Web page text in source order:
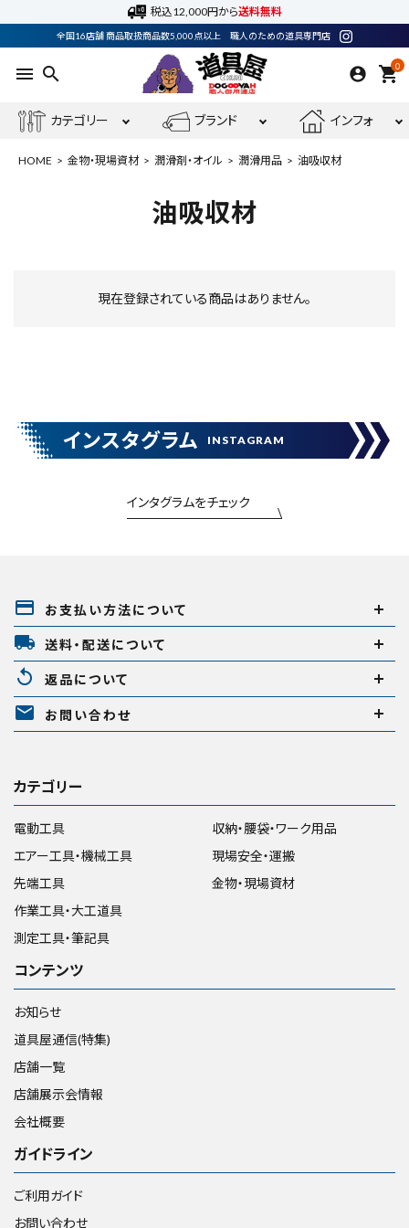
税込12,000円から送料無料
全国16店舗 商品取扱商品数5,000点以上 職人のための道具専門店
menu search 0
shopping_cart
カテゴリー ブランド インフォ
person 会員登録
エアー工具・機械工具
収納・腰袋・ワーク用品
現場安全・運搬
金物・現場資材
ガイドライン
キーワードから探す
search
価格から探す
HOME 金物・現場資材 潤滑剤・オイル 潤滑用品 油吸収材
油吸収材
現在登録されている商品はありません。
インスタグラム INSTAGRAM
インタグラムをチェック
payment お支払い方法について
local_shipping 送料・配送について
replay 返品について
mail お問い合わせ
カテゴリー
電動工具
エアー工具・機械工具
先端工具
作業工具・大工道具
測定工具・筆記具
収納・腰袋・ワーク用品
現場安全・運搬
金物・現場資材
コンテンツ
お知らせ
道具屋通信(特集)
店舗一覧
店舗展示会情報
会社概要
ガイドライン
ご利用ガイド
お問い合わせ